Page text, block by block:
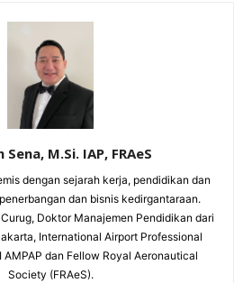
Sena, M.Si. IAP, FRAeS
dengan sejarah kerja, pendidikan dan
dan bisnis kedirgantaraan.
Doktor Manajemen Pendidikan dari
International Airport Professional
AMPAP dan Fellow Royal Aeronautical
Society (FRAeS).